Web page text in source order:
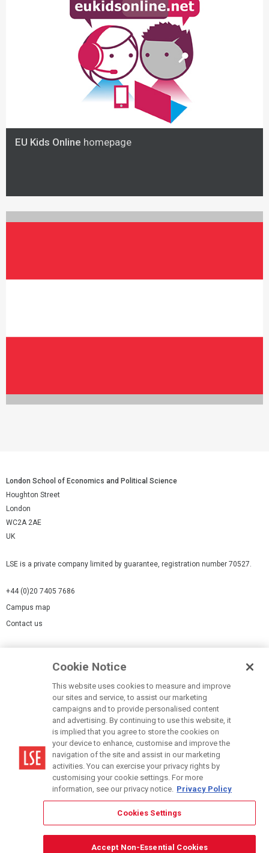
EU Kids Online homepage
London School of Economics and Political Science
Houghton Street
London
WC2A 2AE
UK
LSE is a private company limited by guarantee, registration number 70527.
+44 (0)20 7405 7686
Campus map
Contact us
Accessibility Statement
Modern Slavery Statement
Cookie Notice
This website uses cookies to measure and improve
our sites and service, to assist our marketing
campaigns and to provide personalised content
and advertising. By continuing to use this website, it
is implied that you agree to store the cookies on
your device to enhance, customise and improve the
navigation of the site and assist in our marketing
activities. You can exercise your privacy rights by
customising your cookie settings. For more
information, see our privacy notice. Privacy Policy
Cookies Settings
Accept Non-Essential Cookies